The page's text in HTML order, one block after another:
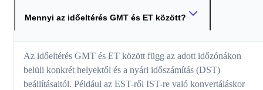
Mennyi az időeltérés GMT és ET között?
Az időeltérés GMT és ET között függ az adott időzónákon
belüli konkrét helyektől és a nyári időszámítás (DST)
beállításaitól. Például az EST-ről IST-re való konvertáláskor